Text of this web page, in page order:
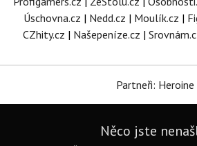
Úschovna.cz | Nedd.cz | Moulík.cz |
CZhity.cz | Našepeníze.cz |
Partneři: Heroine
Něco jste